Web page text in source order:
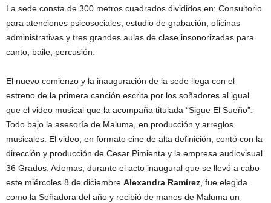
La sede consta de 300 metros cuadrados divididos en: Consultorio
para atenciones psicosociales, estudio de grabación, oficinas
administrativas y tres grandes aulas de clase insonorizadas para
canto, baile, percusión.
El nuevo comienzo y la inauguración de la sede llega con el
estreno de la primera canción escrita por los soñadores al igual
que el video musical que la acompaña titulada “Sigue El Sueño”.
Todo bajo la asesoría de Maluma, en producción y arreglos
musicales. El video, en formato cine de alta definición, contó con la
dirección y producción de Cesar Pimienta y la empresa audiovisual
36 Grados. Ademas, durante el acto inaugural que se llevó a cabo
este miércoles 8 de diciembre Alexandra Ramírez , fue elegida
como la Soñadora del año y recibió de manos de Maluma un